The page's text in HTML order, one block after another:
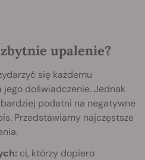
upalenie?
się każdemu
jego doświadczenie. Jednak
podatni na negatywne
Przedstawiamy najczęstsze
ci, którzy dopiero